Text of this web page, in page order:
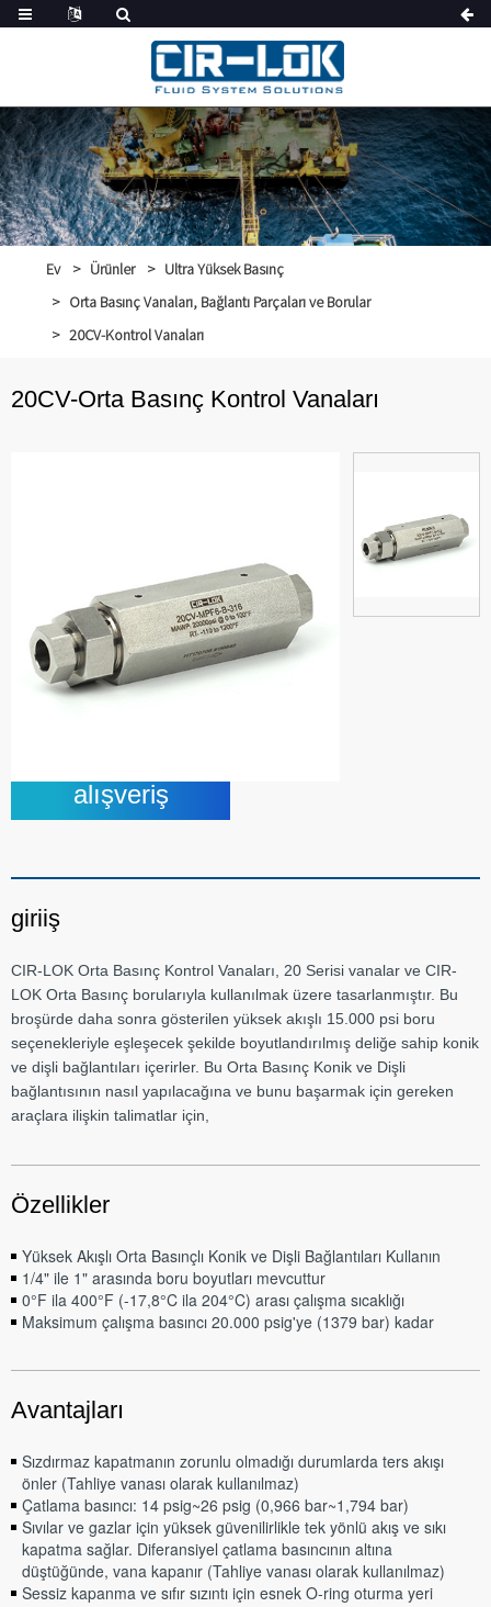
Ev Ürünler
Ultra Yüksek Basınç
Orta Basınç Vanaları, Bağlantı Parçaları ve Borular
20CV-Kontrol Vanaları
20CV-Orta Basınç Kontrol Vanaları
alışveriş
giriiş
CIR-LOK Orta Basınç Kontrol Vanaları, 20 Serisi vanalar ve CIR-
LOK Orta Basınç borularıyla kullanılmak üzere tasarlanmıştır. Bu
broşürde daha sonra gösterilen yüksek akışlı 15.000 psi boru
seçenekleriyle eşleşecek şekilde boyutlandırılmış deliğe sahip konik
ve dişli bağlantıları içerirler. Bu Orta Basınç Konik ve Dişli
bağlantısının nasıl yapılacağına ve bunu başarmak için gereken
araçlara ilişkin talimatlar için,
Özellikler
Yüksek Akışlı Orta Basınçlı Konik ve Dişli Bağlantıları Kullanın
1/4" ile 1" arasında boru boyutları mevcuttur
0°F ila 400°F (-17,8°C ila 204°C) arası çalışma sıcaklığı
Maksimum çalışma basıncı 20.000 psig'ye (1379 bar) kadar
Avantajları
Sızdırmaz kapatmanın zorunlu olmadığı durumlarda ters akışı
önler (Tahliye vanası olarak kullanılmaz)
Çatlama basıncı: 14 psig~26 psig (0,966 bar~1,794 bar)
Sıvılar ve gazlar için yüksek güvenilirlikle tek yönlü akış ve sıkı
kapatma sağlar. Diferansiyel çatlama basıncının altına
düştüğünde, vana kapanır (Tahliye vanası olarak kullanılmaz)
Sessiz kapanma ve sıfır sızıntı için esnek O-ring oturma yeri